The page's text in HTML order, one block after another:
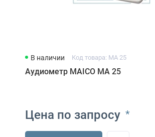
В наличии Код товара: MA 25
Аудиометр MAICO MA 25
Цена по запросу *